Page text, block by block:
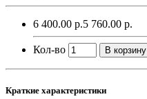
6 400.00 р.5 760.00 р.
Кол-во В корзину
Краткие характеристики